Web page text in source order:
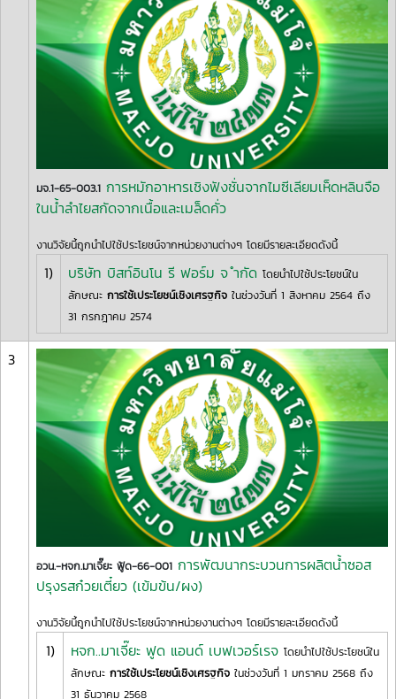
มจ.1-65-003.1 การหมักอาหารเชิงฟังชั่นจากไมซีเลียมเห็ดหลินจือ
ในน้ำลำไยสกัดจากเนื้อและเมล็ดคั่ว
งานวิจัยนี้ถูกนำไปใช้ประโยชน์จากหน่วยงานต่างๆ โดยมีรายละเอียดดังนี้
1) บริษัท บิสท์อินโน รี ฟอร์ม จ ำกัด โดยนำไปใช้ประโยชน์ใน
ลักษณะ การใช้เประโยชน์เชิงเศรฐกิจ ในช่วงวันที่ 1 สิงหาคม 2564 ถึง
31 กรกฎาคม 2574
3
อวน.-หจก.มาเจี๊ยะ ฟู้ด-66-001 การพัฒนากระบวนการผลิตน้ำซอส
ปรุงรสก๋วยเตี๋ยว (เข้มข้น/ผง)
งานวิจัยนี้ถูกนำไปใช้ประโยชน์จากหน่วยงานต่างๆ โดยมีรายละเอียดดังนี้
1) หจก..มาเจี๊ยะ ฟูด แอนด์ เบฟเวอร์เรจ โดยนำไปใช้ประโยชน์ใน
ลักษณะ การใช้เประโยชน์เชิงเศรฐกิจ ในช่วงวันที่ 1 มกราคม 2568 ถึง
31 ธันวาคม 2568